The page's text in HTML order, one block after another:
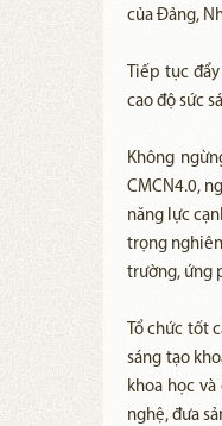
của Ðảng,
Tiếp tục
cao độ sức
Không
CMCN4.0,
năng lực
trọng
trường, ứng
Tổ chức tốt
sáng tạo
khoa học
nghệ, đưa